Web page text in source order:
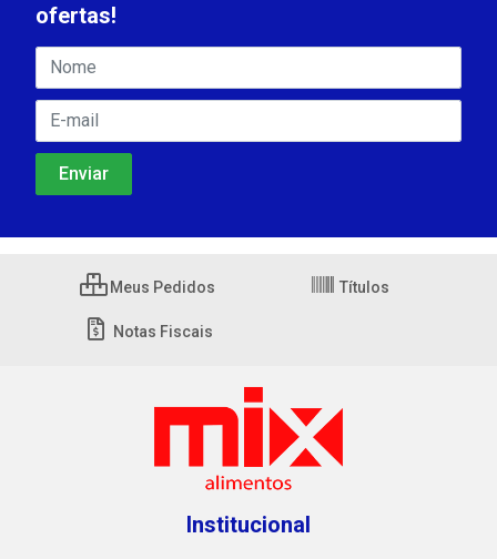
ofertas!
Meus Pedidos Títulos
Notas Fiscais
Institucional